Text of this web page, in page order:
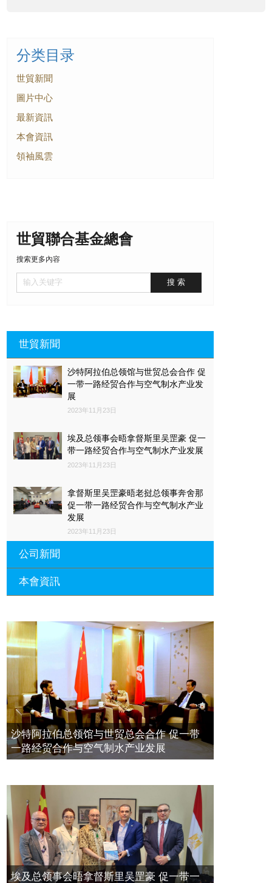
分类目录
世貿新聞
圖片中心
最新資訊
本會資訊
領袖風雲
世貿聯合基金總會
搜索更多內容
世貿新聞
沙特阿拉伯总领馆与世贸总会合作 促
一带一路经贸合作与空气制水产业发
展
2023年11月23日
埃及总领事会晤拿督斯里吴罡豪 促一
带一路经贸合作与空气制水产业发展
2023年11月23日
拿督斯里吴罡豪晤老挝总领事奔舍那
促一带一路经贸合作与空气制水产业
发展
2023年11月23日
公司新聞
一带一路经贸合作与空气制水产业发
2023年11月23日
埃及总领事会晤拿督斯里吴罡豪 促一
带一路经贸合作与空气制水产业发展
2023年11月23日
拿督斯里吴罡豪晤土耳其总领事 促一
带一路经贸合作与空气制水产业发展
2023年11月23日
本會資訊
長瑚蒞臨 天泉鼎豐深圳總部及國際標
量波量子研究院
2021年12月10日
標量波光量子導入系統聯合國總部拿
督斯裏吳達鎔教授首發
2021年12月10日
空氣制水發明人吳達鎔出席聯合國環
境科政商管治聯盟會議
沙特阿拉伯总领馆与世贸总会合作 促一带
一路经贸合作与空气制水产业发展
埃及总领事会晤拿督斯里吴罡豪 促一带一